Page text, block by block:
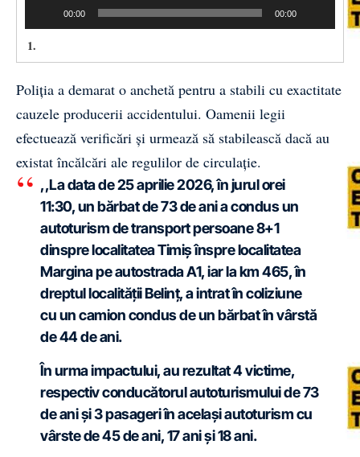
00:00 00:00
1.
Poliția a demarat o anchetă pentru a stabili cu exactitate
cauzele producerii accidentului. Oamenii legii
efectuează verificări și urmează să stabilească dacă au
existat încălcări ale regulilor de circulație.
,,La data de 25 aprilie 2026, în jurul orei
11:30, un bărbat de 73 de ani a condus un
autoturism de transport persoane 8+1
dinspre localitatea Timiș înspre localitatea
Margina pe autostrada A1, iar la km 465, în
dreptul localității Belinț, a intrat în coliziune
cu un camion condus de un bărbat în vârstă
de 44 de ani.
În urma impactului, au rezultat 4 victime,
respectiv conducătorul autoturismului de 73
de ani și 3 pasageri în același autoturism cu
vârste de 45 de ani, 17 ani și 18 ani.